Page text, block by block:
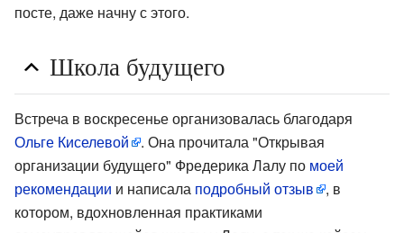
посте, даже начну с этого.
Школа будущего
Встреча в воскресенье организовалась благодаря
Ольге Киселевой
. Она прочитала "Открывая
организации будущего" Фредерика Лалу по моей
рекомендации и написала подробный отзыв
, в
котором, вдохновленная практиками